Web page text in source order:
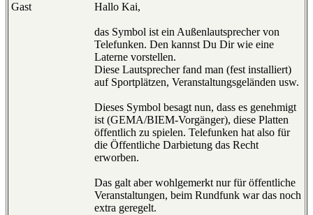
Gast
Hallo Kai,
das Symbol ist ein Außenlautsprecher von
Telefunken. Den kannst Du Dir wie eine
Laterne vorstellen.
Diese Lautsprecher fand man (fest installiert)
auf Sportplätzen, Veranstaltungsgeländen usw.
Dieses Symbol besagt nun, dass es genehmigt
ist (GEMA/BIEM-Vorgänger), diese Platten
öffentlich zu spielen. Telefunken hat also für
die Öffentliche Darbietung das Recht
erworben.
Das galt aber wohlgemerkt nur für öffentliche
Veranstaltungen, beim Rundfunk war das noch
extra geregelt.